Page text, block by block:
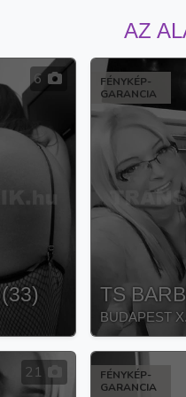
AZ
6
(33)
FÉNYKÉP-
GARANCIA
TS
BUDAPEST
21
FÉNYKÉP-
GARANCIA